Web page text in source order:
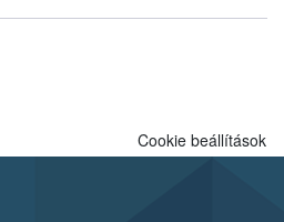
Cookie beállítások